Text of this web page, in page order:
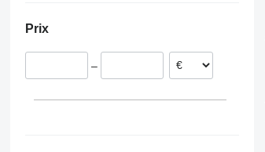
Atego 1530
Atego 1624
Sprinter 417
Sprinter 419
Unimog U1200
Unimog U1300
Pays-Bas
Estonie
Prix
–